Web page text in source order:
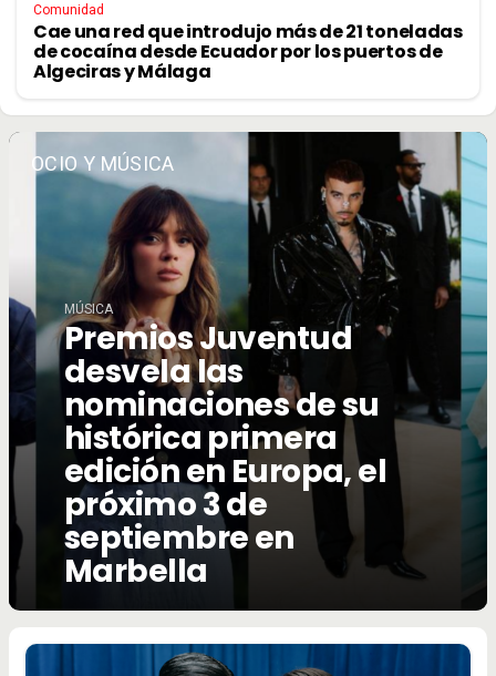
Comunidad
Cae una red que introdujo más de 21 toneladas
de cocaína desde Ecuador por los puertos de
Algeciras y Málaga
OCIO Y MÚSICA
MÚSICA
Premios Juventud
desvela las
nominaciones de su
histórica primera
edición en Europa, el
próximo 3 de
septiembre en
Marbella